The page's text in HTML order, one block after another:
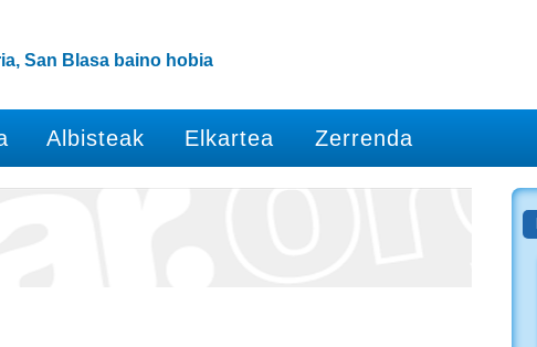
San Blasa baino hobia
Albisteak Elkartea Zerrenda